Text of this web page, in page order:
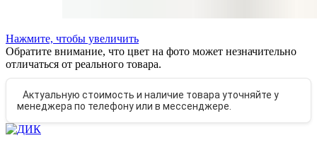
Нажмите, чтобы увеличить
Обратите внимание, что цвет на фото может незначительно
отличаться от реального товара.
Актуальную стоимость и наличие товара уточняйте у
менеджера по телефону или в мессенджере.